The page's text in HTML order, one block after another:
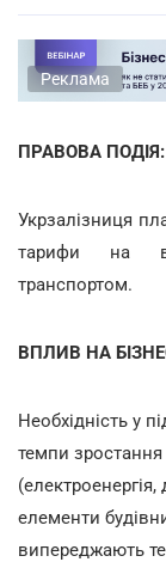
Реклама
ПРАВОВА ПОДІЯ:
Укрзалізниця
тарифи на
транспортом.
ВПЛИВ НА
Необхідність у
темпи
елементи
випереджають